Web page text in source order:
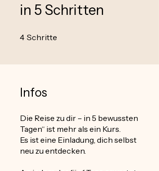
in 5 Schritten
4 Schritte
Infos
Die Reise zu dir – in 5 bewussten
Tagen“ ist mehr als ein Kurs.
Es ist eine Einladung, dich selbst
neu zu entdecken.